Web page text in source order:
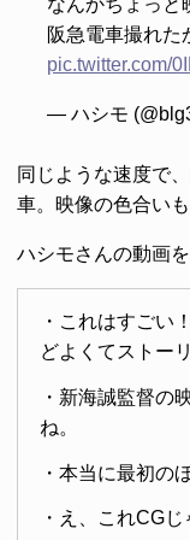
阪急電車撮れた
pic.twitter.com/
— ハシモ
同じような速度で
車。映像の色合い
ハシモさんの動画
・これはすごい
どよくてストー
・新海誠監督の
ね。
・本当に最初の
・え、これCG